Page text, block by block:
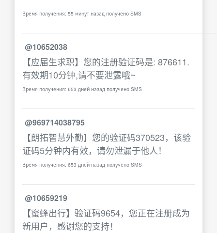
Время получения: 55 минут назад получено SMS
@10652038
【应届生求职】您的注册验证码是: 876611.
有效期10分钟,请不要泄露哦~
Время получения: 653 дней назад получено SMS
@969714038795
【朗拓智慧外勤】您的验证码370523，该验
证码5分钟内有效，请勿泄漏于他人！
Время получения: 653 дней назад получено SMS
@10659219
【蜜蜂出行】验证码9654，您正在注册成为
新用户，感谢您的支持！